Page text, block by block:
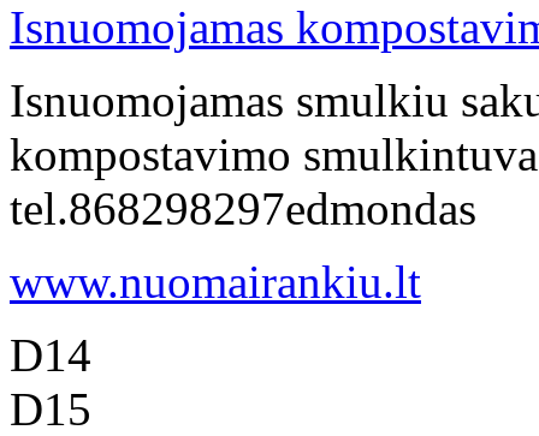
Isnuomojamas
Isnuomojamas smulkiu
kompostavimo
tel.868298297edmondas
www.nuomairankiu.lt
D14
D15